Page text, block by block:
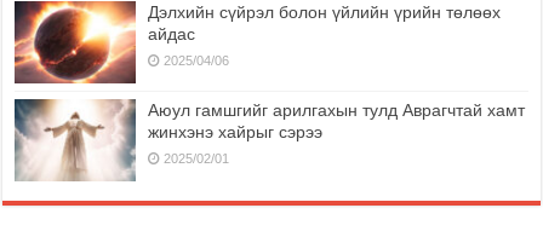
Дэлхийн сүйрэл болон үйлийн үрийн төлөөх
айдас
2025/04/06
Аюул гамшгийг арилгахын тулд Аврагчтай хамт
жинхэнэ хайрыг сэрээ
2025/02/01